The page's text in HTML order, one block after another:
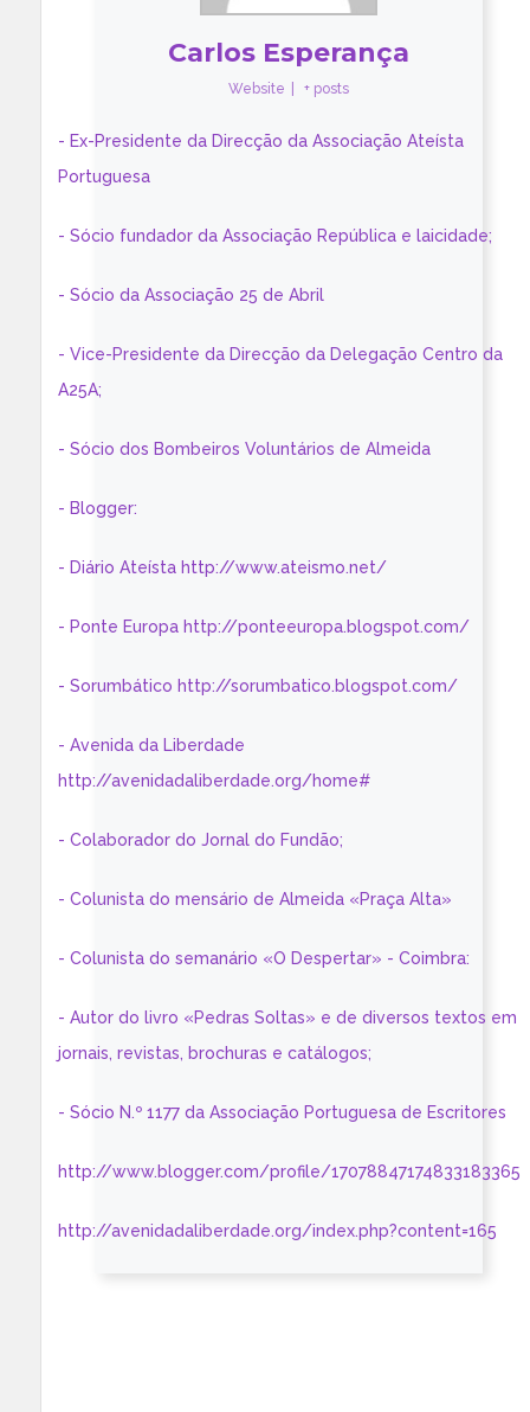
Carlos Esperança
Website + posts
- Ex-Presidente da Direcção da Associação Ateísta
Portuguesa
- Sócio fundador da Associação República e laicidade;
- Sócio da Associação 25 de Abril
- Vice-Presidente da Direcção da Delegação Centro da
A25A;
- Sócio dos Bombeiros Voluntários de Almeida
- Blogger:
- Diário Ateísta http://www.ateismo.net/
- Ponte Europa http://ponteeuropa.blogspot.com/
- Sorumbático http://sorumbatico.blogspot.com/
- Avenida da Liberdade
http://avenidadaliberdade.org/home#
- Colaborador do Jornal do Fundão;
- Colunista do mensário de Almeida «Praça Alta»
- Colunista do semanário «O Despertar» - Coimbra:
- Autor do livro «Pedras Soltas» e de diversos textos em
jornais, revistas, brochuras e catálogos;
- Sócio N.º 1177 da Associação Portuguesa de Escritores
http://www.blogger.com/profile/17078847174833183365
http://avenidadaliberdade.org/index.php?content=165